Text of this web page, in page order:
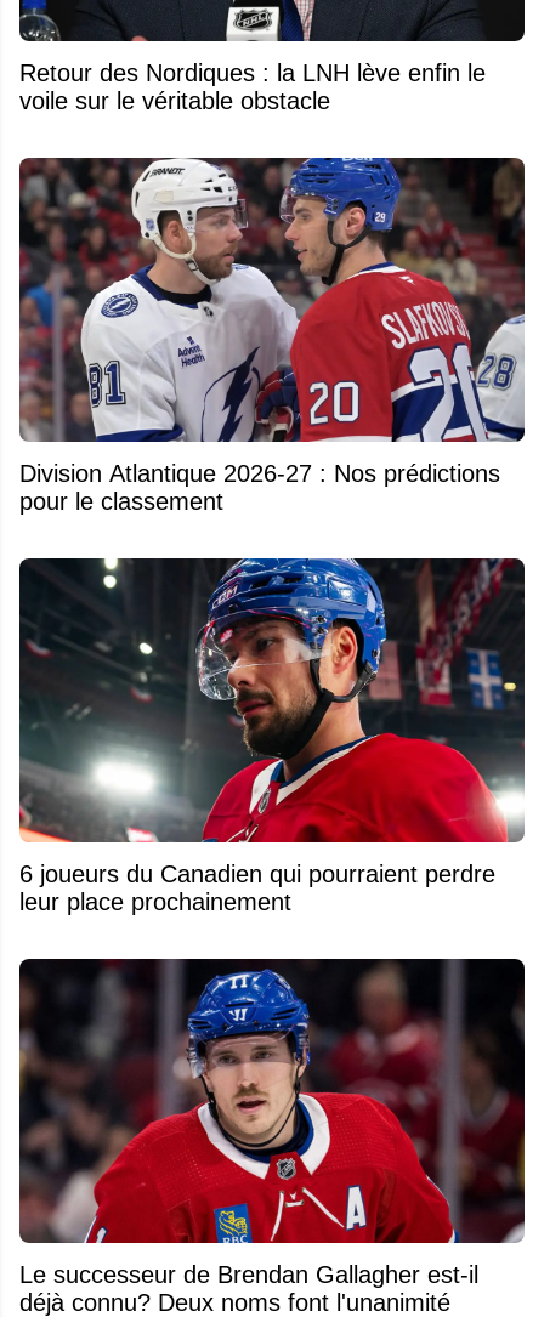
Retour des Nordiques : la LNH lève enfin le
voile sur le véritable obstacle
Division Atlantique 2026-27 : Nos prédictions
pour le classement
6 joueurs du Canadien qui pourraient perdre
leur place prochainement
Le successeur de Brendan Gallagher est-il
déjà connu? Deux noms font l'unanimité